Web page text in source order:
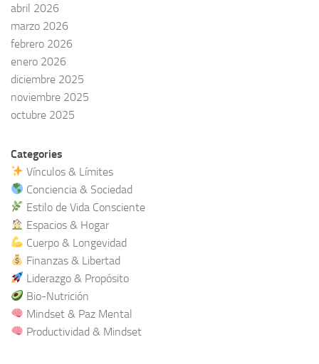
abril 2026
marzo 2026
febrero 2026
enero 2026
diciembre 2025
noviembre 2025
octubre 2025
Categories
Vínculos & Límites
Conciencia & Sociedad
Estilo de Vida Consciente
Espacios & Hogar
Cuerpo & Longevidad
Finanzas & Libertad
Liderazgo & Propósito
Bio-Nutrición
Mindset & Paz Mental
Productividad & Mindset